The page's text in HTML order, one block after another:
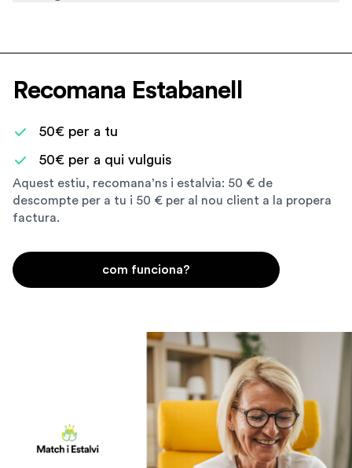
Recomana Estabanell
50€ per a tu
50€ per a qui vulguis
Aquest estiu, recomana’ns i estalvia: 50 € de
descompte per a tu i 50 € per al nou client a la propera
factura.
com funciona?